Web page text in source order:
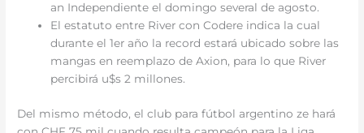
an Independiente el domingo several de agosto.
El estatuto entre River con Codere indica la cual
durante el 1er año la record estará ubicado sobre las
mangas en reemplazo de Axion, para lo que River
percibirá u$s 2 millones.
Del mismo método, el club para fútbol argentino ze hará